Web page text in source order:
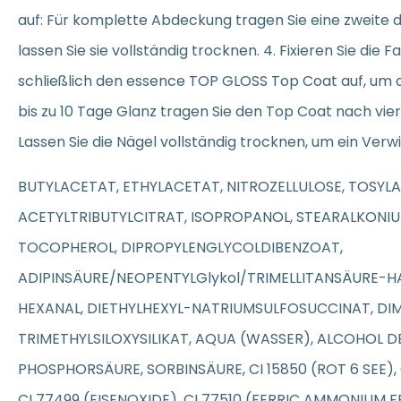
auf: Für komplette Abdeckung tragen Sie eine zweite
lassen Sie sie vollständig trocknen. 4. Fixieren Sie die
schließlich den essence TOP GLOSS Top Coat auf, um
bis zu 10 Tage Glanz tragen Sie den Top Coat nach
Lassen Sie die Nägel vollständig trocknen, um ein
BUTYLACETAT, ETHYLACETAT, NITROZELLULOSE,
ACETYLTRIBUTYLCITRAT, ISOPROPANOL,
TOCOPHEROL, DIPROPYLENGLYCOLDIBENZOAT,
ADIPINSÄURE/NEOPENTYLGlykol/TRIMELLITANSÄURE-
HEXANAL, DIETHYLHEXYL-NATRIUMSULFOSUCCINAT,
TRIMETHYLSILOXYSILIKAT, AQUA (WASSER), ALCOHOL
PHOSPHORSÄURE, SORBINSÄURE, CI 15850 (ROT 6